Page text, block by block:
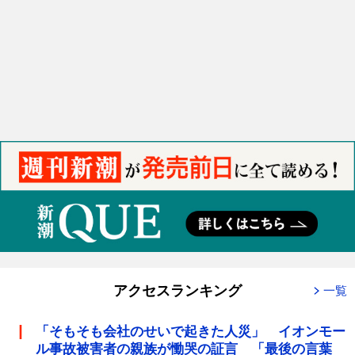
アクセスランキング 一覧
「そもそも会社のせいで起きた人災」 イオンモー
ル事故被害者の親族が慟哭の証言 「最後の言葉